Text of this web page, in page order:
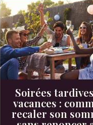
Soirées
vacances :
recaler son